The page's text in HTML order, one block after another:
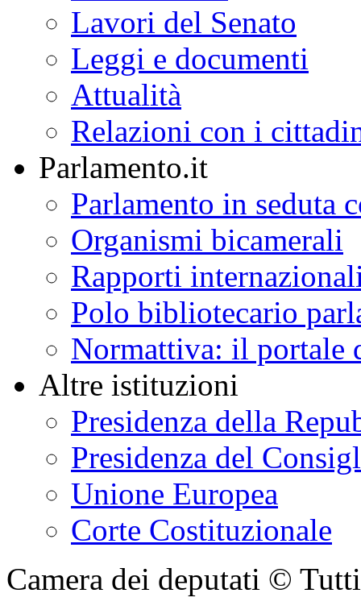
Lavori del Senato
Leggi e documenti
Attualità
Relazioni con i
Parlamento.it
Parlamento in seduta
Organismi bicamerali
Rapporti
Polo bibliotecario
Normattiva: il portale
Altre istituzioni
Presidenza della
Presidenza del
Unione Europea
Corte Costituzionale
Camera dei deputati ©